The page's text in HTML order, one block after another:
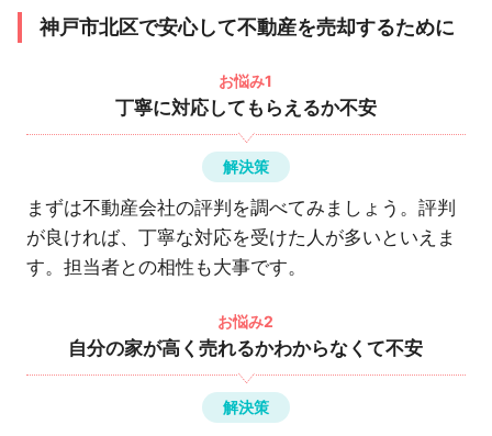
神戸市北区で安心して不動産を売却するために
お悩み1
丁寧に対応してもらえるか不安
解決策
まずは不動産会社の評判を調べてみましょう。評判
が良ければ、丁寧な対応を受けた人が多いといえま
す。担当者との相性も大事です。
お悩み2
自分の家が高く売れるかわからなくて不安
解決策